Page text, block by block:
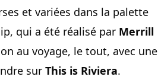
et variées dans la palette
qui a été réalisé par Merrill
au voyage, le tout, avec une
sur This is Riviera.